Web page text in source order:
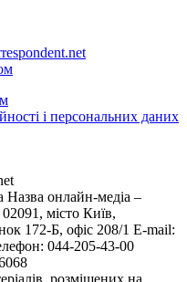
і персональних даних
Назва онлайн-медіа –
місто Київ,
172-Б, офіс 208/1 E-mail:
044-205-43-00
розміщених на